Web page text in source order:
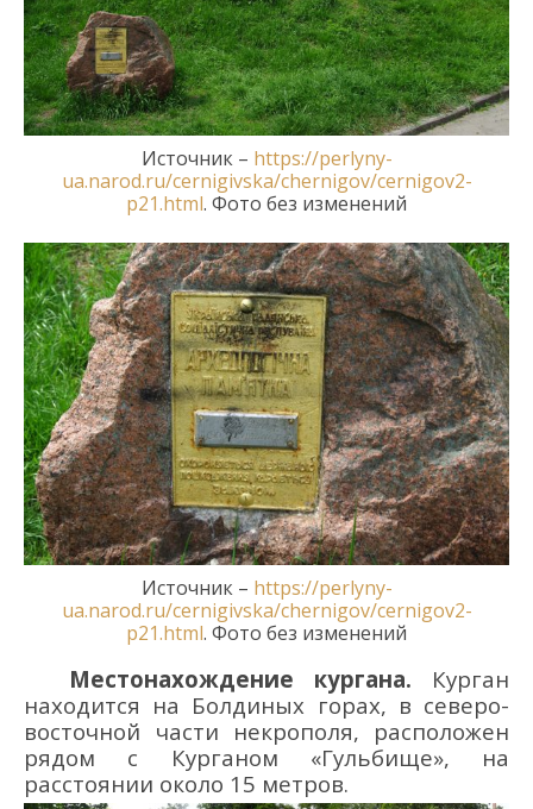
Источник – https://perlyny-
ua.narod.ru/cernigivska/chernigov/cernigov2-
p21.html. Фото без изменений
Источник – https://perlyny-
ua.narod.ru/cernigivska/chernigov/cernigov2-
p21.html. Фото без изменений
Местонахождение кургана.
Курган
находится на Болдиных горах, в северо-
восточной части некрополя, расположен
рядом с Курганом «Гульбище», на
расстоянии около 15 метров.